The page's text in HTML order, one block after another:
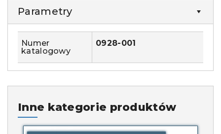
Parametry
Numer
katalogowy
0928-001
Inne kategorie produktów